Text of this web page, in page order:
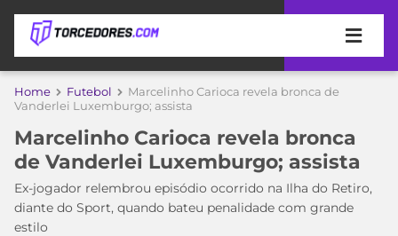
APOSTAS
DE
APOSTA
MELHORES
COPA
DO
MUNDO
Home Futebol
Marcelinho Carioca revela bronca de
Vanderlei Luxemburgo; assista
Marcelinho Carioca revela bronca
de Vanderlei Luxemburgo; assista
Ex-jogador relembrou episódio ocorrido na Ilha do Retiro,
diante do Sport, quando bateu penalidade com grande
estilo